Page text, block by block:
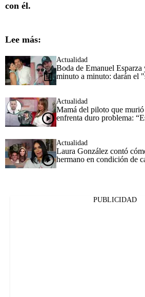
con él.
Lee más:
Actualidad
Boda de Emanuel
minuto a minuto: darán el
Actualidad
Mamá del piloto que
enfrenta duro problema:
Actualidad
Laura González contó
hermano en condición de
PUBLICIDAD